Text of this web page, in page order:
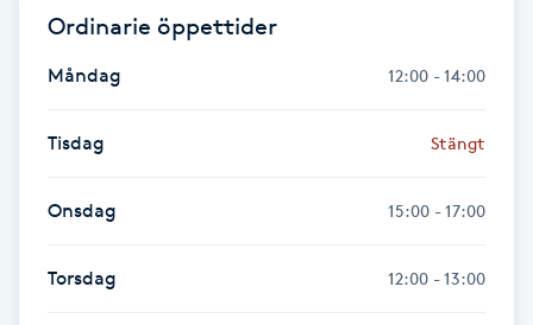
Hatha Yoga
Headspa
Healing
Ordinarie öppettider
Måndag 12:00 - 14:00
Tisdag Stängt
Onsdag 15:00 - 17:00
Torsdag 12:00 - 13:00